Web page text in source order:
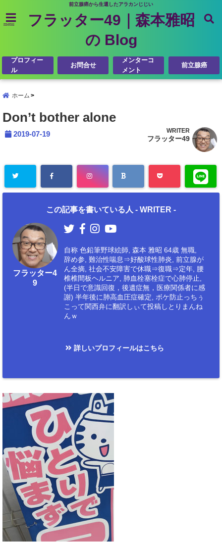
前立腺癌から生還したアラカンじじい
menu
フラッター49｜森本雅昭
の Blog
プロフィー
ル
お問合せ
メンターコ
メント
前立腺癌
ホーム
Don’t bother alone
2019-07-19 WRITER
フラッター49
この記事を書いている人 - WRITER -
フラッター4
9
自称 色鉛筆野球絵師, 森本 雅昭 64歳 無職,
辞め参, 難治性喘息⇒好酸球性肺炎, 前立腺が
ん全摘, 社会不安障害で休職⇒復職⇒定年, 腰
椎椎間板ヘルニア, 肺血栓塞栓症で心肺停止,
(半日で意識回復，後遺症無，医療関係者に感
謝) 半年後に肺高血圧症確定, ボケ防止っちぅ
こって関西弁に翻訳しぃて投稿しとりまんね
んｗ
詳しいプロフィールはこちら